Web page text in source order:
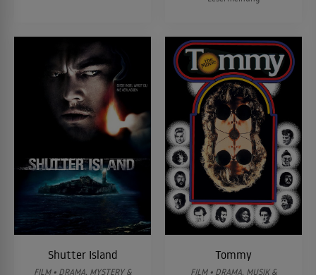
Shutter Island
FILM • DRAMA, MYSTERY &
Tommy
FILM • DRAMA, MUSIK &